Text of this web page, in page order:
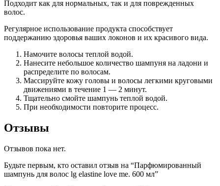
Подходит как для нормальных, так и для поврежденных
волос.
Регулярное использование продукта способствует
поддержанию здоровья ваших локонов и их красивого вида.
Намочите волосы теплой водой.
Нанесите небольшое количество шампуня на ладони и
распределите по волосам.
Массируйте кожу головы и волосы легкими круговыми
движениями в течение 1 — 2 минут.
Тщательно смойте шампунь теплой водой.
При необходимости повторите процесс.
Отзывы
Отзывов пока нет.
Будьте первым, кто оставил отзыв на “Парфюмированный
шампунь для волос lg elastine love me. 600 мл”